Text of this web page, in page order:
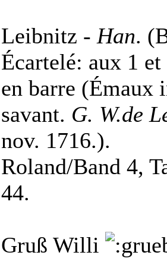
Leibnitz - Han.
Écartelé: aux 1
en barre (Émaux
savant. G. W.de
nov. 1716.).
Roland/Band 4,
44.
Gruß Willi